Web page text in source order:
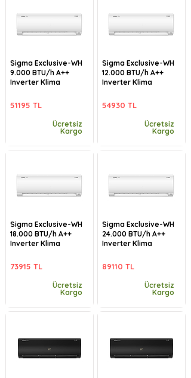
Sigma Exclusive-WH
9.000 BTU/h A++
Inverter Klima
51195 TL
Ücretsiz
Kargo
Sigma Exclusive-WH
18.000 BTU/h A++
Inverter Klima
73915 TL
Ücretsiz
Kargo
Sigma Exclusive-WH
12.000 BTU/h A++
Inverter Klima
54930 TL
Ücretsiz
Kargo
Sigma Exclusive-WH
24.000 BTU/h A++
Inverter Klima
89110 TL
Ücretsiz
Kargo